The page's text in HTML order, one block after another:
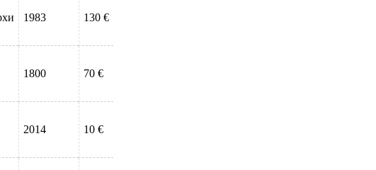
1983 130 €
1800 70 €
2014 10 €